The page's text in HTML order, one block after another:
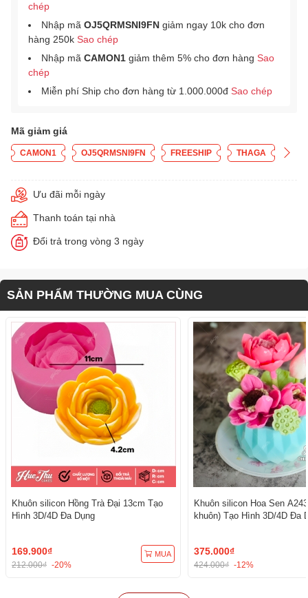
chép
Nhập mã OJ5QRMSNI9FN giảm ngay 10k cho đơn
hàng 250k Sao chép
Nhập mã CAMON1 giảm thêm 5% cho đơn hàng Sao
chép
Miễn phí Ship cho đơn hàng từ 1.000.000đ Sao chép
Mã giảm giá
CAMON1 OJ5QRMSNI9FN FREESHIP THAGA
Ưu đãi mỗi ngày
Thanh toán tại nhà
Đổi trả trong vòng 3 ngày
SẢN PHẨM THƯỜNG MUA CÙNG
Khuôn silicon Hồng Trà Đại 13cm Tạo
Hình 3D/4D Đa Dụng
169.900₫
212.000₫ -20%
MUA
Khuôn silicon Hoa Sen
khuôn) Tạo Hình 3D/4D Đa
375.000₫
424.000₫ -12%